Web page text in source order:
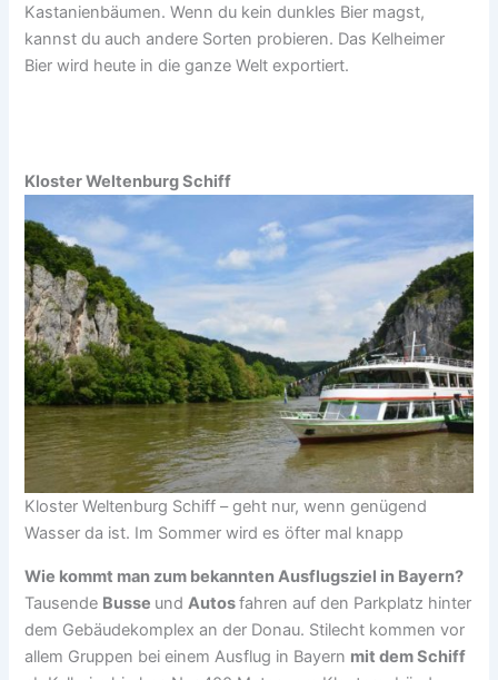
Kastanienbäumen. Wenn du kein dunkles Bier magst,
kannst du auch andere Sorten probieren. Das Kelheimer
Bier wird heute in die ganze Welt exportiert.
Kloster Weltenburg Schiff
Kloster Weltenburg Schiff – geht nur, wenn genügend
Wasser da ist. Im Sommer wird es öfter mal knapp
Wie kommt man zum bekannten Ausflugsziel in Bayern?
Tausende Busse undAutosfahren auf den Parkplatz hinter
dem Gebäudekomplex an der Donau. Stilecht kommen vor
allem Gruppen bei einem Ausflug in Bayern mit dem Schiff